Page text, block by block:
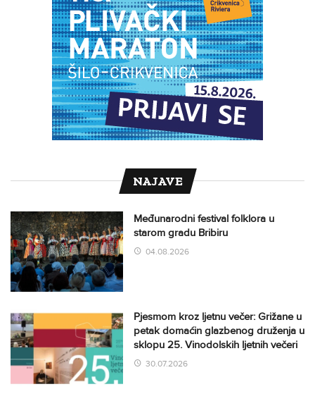
NAJAVE
Međunarodni festival folklora u
starom gradu Bribiru
04.08.2026
Pjesmom kroz ljetnu večer: Grižane u
petak domaćin glazbenog druženja u
sklopu 25. Vinodolskih ljetnih večeri
30.07.2026